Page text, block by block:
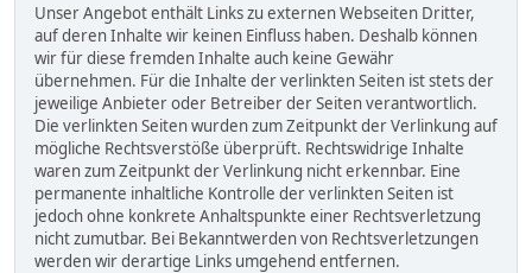
Unser Angebot enthält Links zu externen Webseiten Dritter,
auf deren Inhalte wir keinen Einfluss haben. Deshalb können
wir für diese fremden Inhalte auch keine Gewähr
übernehmen. Für die Inhalte der verlinkten Seiten ist stets der
jeweilige Anbieter oder Betreiber der Seiten verantwortlich.
Die verlinkten Seiten wurden zum Zeitpunkt der Verlinkung auf
mögliche Rechtsverstöße überprüft. Rechtswidrige Inhalte
waren zum Zeitpunkt der Verlinkung nicht erkennbar. Eine
permanente inhaltliche Kontrolle der verlinkten Seiten ist
jedoch ohne konkrete Anhaltspunkte einer Rechtsverletzung
nicht zumutbar. Bei Bekanntwerden von Rechtsverletzungen
werden wir derartige Links umgehend entfernen.